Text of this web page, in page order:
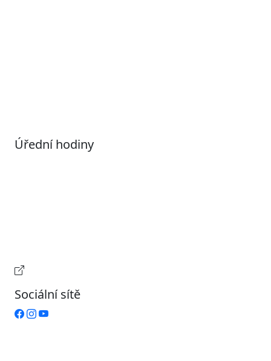
Úřední hodiny
Sociální sítě